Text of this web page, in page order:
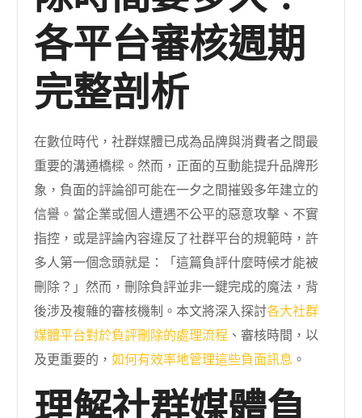
各平台審核週期
完整剖析
在數位時代，社群媒體已成為品牌與消費者之間最
重要的溝通橋樑。然而，正面的互動能提升品牌形
象，負面的評論卻可能在一夕之間摧毀多年建立的
信譽。當企業或個人遭遇不公平的惡意攻擊、不實
指控，或是評論內容違反了社群平台的規範時，許
多人第一個念頭就是：「這篇負評什麼時候才能被
刪除？」然而，刪除負評並非一鍵完成的魔法，背
後涉及複雜的審核機制。本文將深入探討各大社群
媒體平台對於負評刪除的處理流程 、審核時間，以
及更重要的，如何有效率地管理這些負面訊息 。